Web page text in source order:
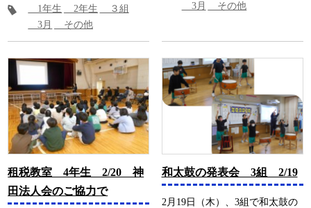
1年生 2年生
３組
3月
その他
3月
その他
租税教室 4年生 2/20 神
田法人会のご協力で
和太鼓の発表会 3組 2/19
2月19日（木）、3組で和太鼓の